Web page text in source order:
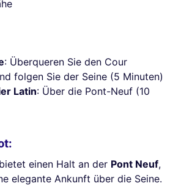
: Überqueren Sie den Cour
folgen Sie der Seine (5 Minuten)
Latin: Über die Pont-Neuf (10
bietet einen Halt an der Pont Neuf,
elegante Ankunft über die Seine.